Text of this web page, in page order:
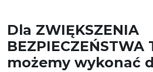
Dla ZWIĘKSZENIA
BEZPIECZEŃSTWA
możemy wykonać